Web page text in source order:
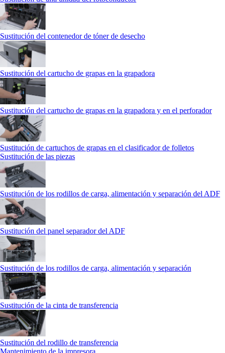
Sustitución del contenedor de tóner de desecho
Sustitución del cartucho de grapas en la grapadora
Sustitución del cartucho de grapas en la grapadora y en el perforador
Sustitución de cartuchos de grapas en el clasificador de folletos
Sustitución de las piezas
Sustitución de los rodillos de carga, alimentación y separación del ADF
Sustitución del panel separador del ADF
Sustitución de los rodillos de carga, alimentación y separación
Sustitución de la cinta de transferencia
Sustitución del rodillo de transferencia